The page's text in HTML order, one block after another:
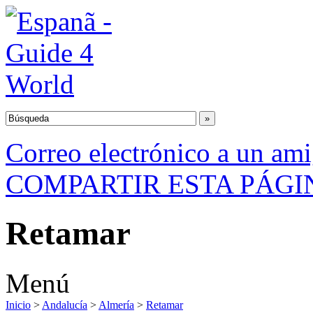
Correo electrónico a un
COMPARTIR ESTA
Retamar
Menú
Inicio > Andalucía > Almería > Retamar